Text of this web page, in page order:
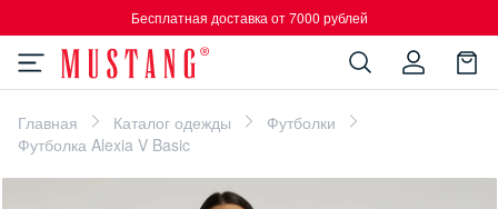
Бесплатная доставка от 7000 рублей
Главная Каталог одежды
Футболки
Футболка Alexia V Basic